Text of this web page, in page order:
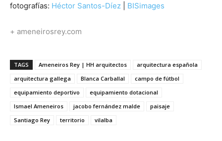
fotografías: Héctor Santos-Díez BISimages
+ ameneirosrey.com
TAGS Ameneiros Rey | HH arquitectos
arquitectura española
arquitectura gallega
Blanca Carballal
campo de fútbol
equipamiento deportivo
equipamiento dotacional
Ismael Ameneiros
jacobo fernández malde
paisaje
Santiago Rey
territorio vilalba